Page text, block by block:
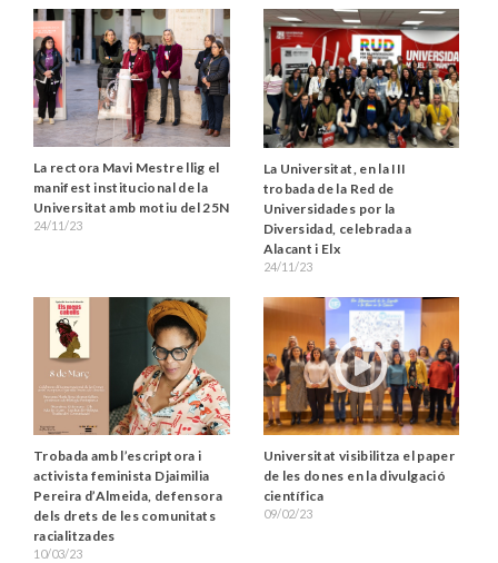
La rectora Mavi Mestre llig el
manifest institucional de la
Universitat amb motiu del 25N
24/11/23
La Universitat, en la III
trobada de la Red de
Universidades por la
Diversidad, celebrada a
Alacant i Elx
24/11/23
Trobada amb l’escriptora i
activista feminista Djaimilia
Pereira d’Almeida, defensora
dels drets de les comunitats
racialitzades
10/03/23
Universitat visibilitza el paper
de les dones en la divulgació
científica
09/02/23